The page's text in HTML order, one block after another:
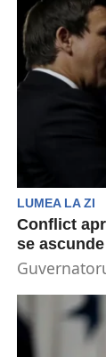
LUMEA LA ZI
Conflict
se
duminică